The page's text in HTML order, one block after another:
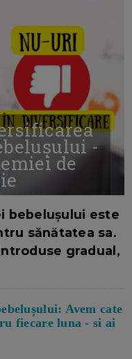
-
de
bebelușului este
sănătatea sa.
gradual,
Avem cate
fiecare luna - si ai